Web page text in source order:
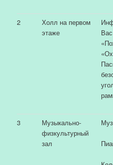
2
Холл на первом
этаже
3
Музыкально-
физкультурный
зал